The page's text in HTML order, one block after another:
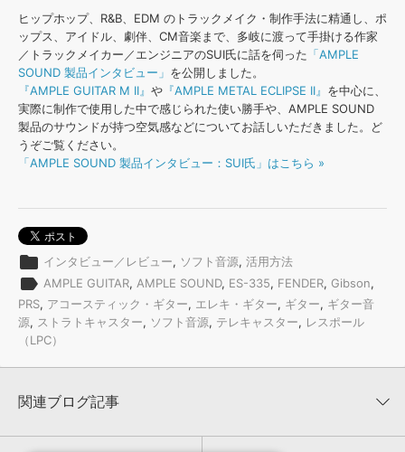
効果音 »
BGM »
FAQ »
お問い合わせ »
楽曲配信流通サービス
次世代型ボーカル・エディタ
SLS
ヒップホップ、R&B、EDM のトラックメイク・制作手法に精通し、ポ
ップス、アイドル、劇伴、CM音楽まで、多岐に渡って手掛ける作家
／トラックメイカー／エンジニアのSUI氏に話を伺った 「AMPLE
SOUND 製品インタビュー」 を公開しました。
『AMPLE GUITAR M II』 や 『AMPLE METAL ECLIPSE II』 を中心に、
実際に制作で使用した中で感じられた使い勝手や、AMPLE SOUND
製品のサウンドが持つ空気感などについてお話しいただきました。ど
うぞご覧ください。
「AMPLE SOUND 製品インタビュー：SUI氏」はこちら »
folder インタビュー／レビュー, ソフト音源, 活用方法
label AMPLE GUITAR, AMPLE SOUND, ES-335, FENDER, Gibson,
PRS, アコースティック・ギター, エレキ・ギター, ギター, ギター音
源, ストラトキャスター, ソフト音源, テレキャスター, レスポール
（LPC）
関連ブログ記事